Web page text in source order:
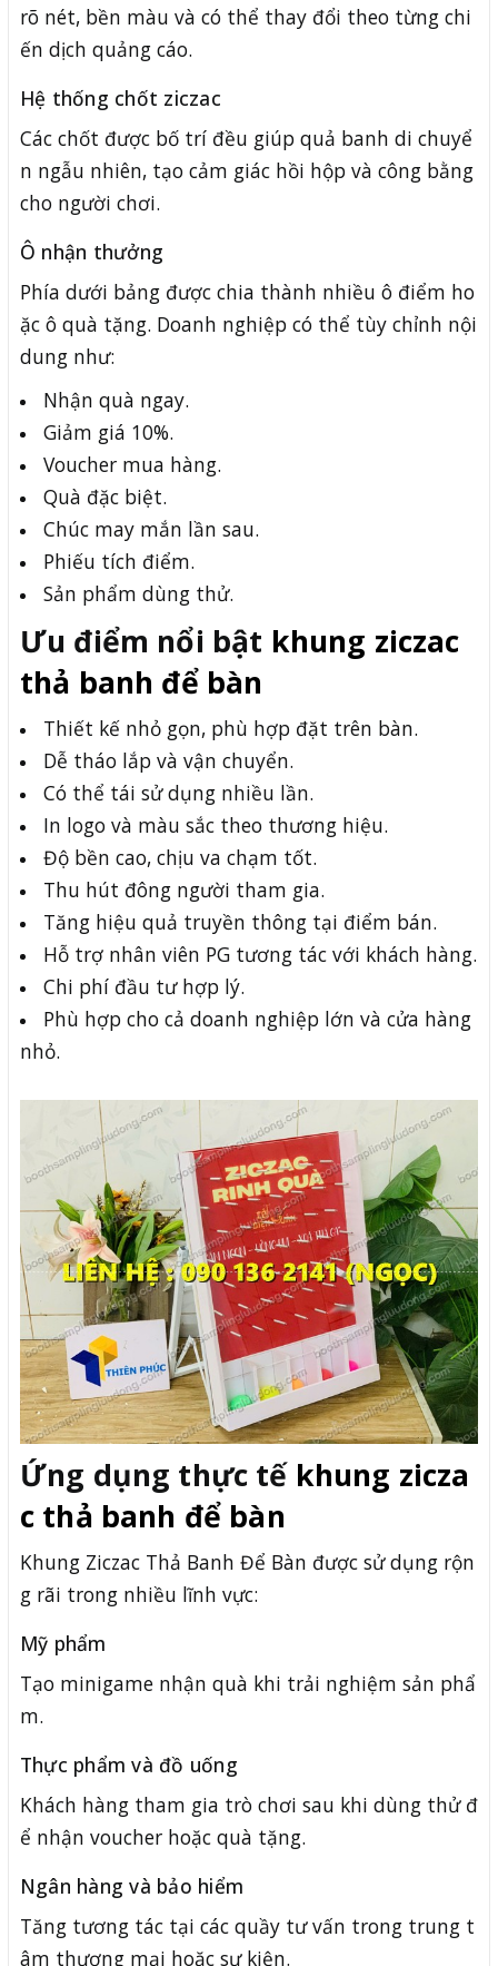
rõ nét, bền màu và có thể thay đổi theo từng chi
ến dịch quảng cáo.
Hệ thống chốt ziczac
Các chốt được bố trí đều giúp quả banh di chuyể
n ngẫu nhiên, tạo cảm giác hồi hộp và công bằng
cho người chơi.
Ô nhận thưởng
Phía dưới bảng được chia thành nhiều ô điểm ho
ặc ô quà tặng. Doanh nghiệp có thể tùy chỉnh nội
dung như:
Nhận quà ngay.
Giảm giá 10%.
Voucher mua hàng.
Quà đặc biệt.
Chúc may mắn lần sau.
Phiếu tích điểm.
Sản phẩm dùng thử.
Ưu điểm nổi bật khung ziczac
thả banh để bàn
Thiết kế nhỏ gọn, phù hợp đặt trên bàn.
Dễ tháo lắp và vận chuyển.
Có thể tái sử dụng nhiều lần.
In logo và màu sắc theo thương hiệu.
Độ bền cao, chịu va chạm tốt.
Thu hút đông người tham gia.
Tăng hiệu quả truyền thông tại điểm bán.
Hỗ trợ nhân viên PG tương tác với khách hàng.
Chi phí đầu tư hợp lý.
Phù hợp cho cả doanh nghiệp lớn và cửa hàng
nhỏ.
Ứng dụng thực tế khung zicza
c thả banh để bàn
Khung Ziczac Thả Banh Để Bàn được sử dụng rộn
g rãi trong nhiều lĩnh vực:
Mỹ phẩm
Tạo minigame nhận quà khi trải nghiệm sản phẩ
m.
Thực phẩm và đồ uống
Khách hàng tham gia trò chơi sau khi dùng thử đ
ể nhận voucher hoặc quà tặng.
Ngân hàng và bảo hiểm
Tăng tương tác tại các quầy tư vấn trong trung t
âm thương mại hoặc sự kiện.